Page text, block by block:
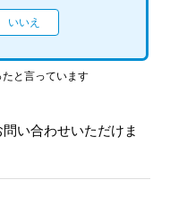
と言っています
い合わせいただけま